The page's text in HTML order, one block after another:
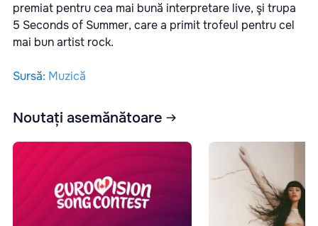
premiat pentru cea mai bună interpretare live, şi trupa
5 Seconds of Summer, care a primit trofeul pentru cel
mai bun artist rock.
Sursă: Muzică
Noutați asemănătoare